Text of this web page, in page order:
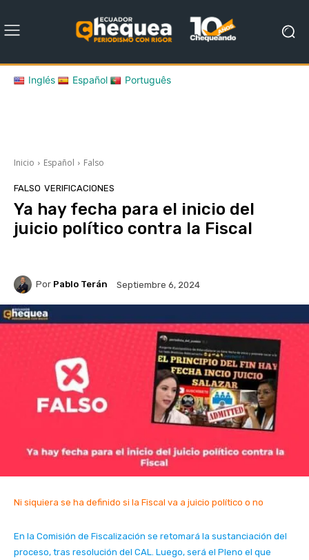
Inglés Español Português
Inicio Español Falso
FALSO VERIFICACIONES
Ya hay fecha para el inicio del
juicio político contra la Fiscal
Por Pablo Terán Septiembre 6, 2024
Ni siquiera se ha definido si la Fiscal va a juicio político o no
En la Comisión de Fiscalización se retomará la sustanciación del
proceso, tras resolución del CAL. Luego, será el Pleno el que